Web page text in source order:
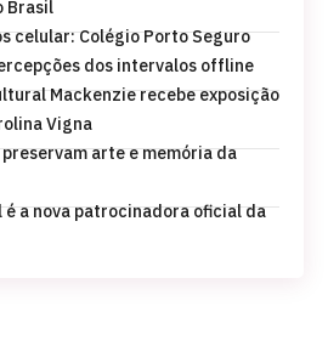
Brasil
celular: Colégio Porto Seguro
dos intervalos offline
Mackenzie recebe exposição
Vigna
arte e memória da
a nova patrocinadora oficial da